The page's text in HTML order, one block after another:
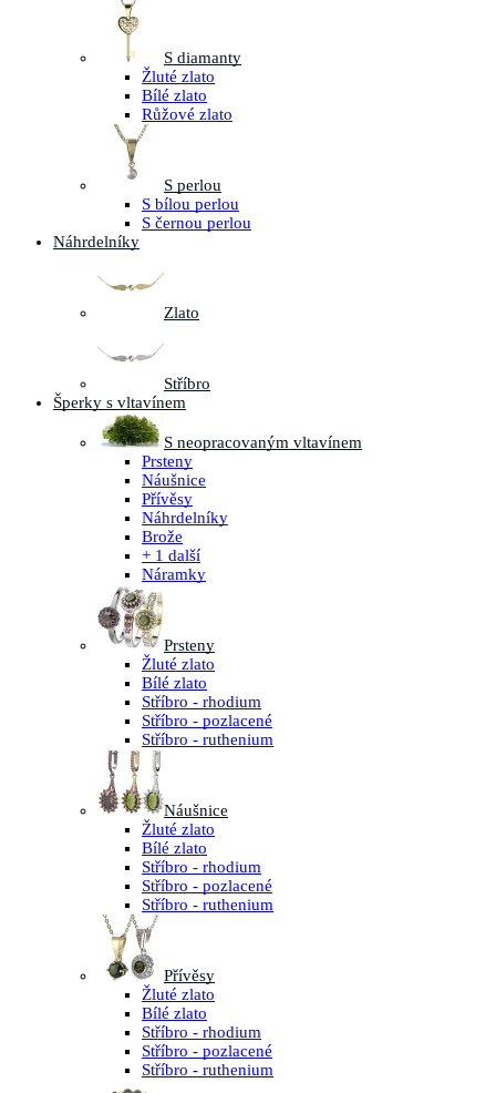
S diamanty
Žluté zlato
Bílé zlato
Růžové zlato
S perlou
S bílou perlou
S černou perlou
Náhrdelníky
Zlato
Stříbro
Šperky s vltavínem
S neopracovaným vltavínem
Prsteny
Náušnice
Přívěsy
Náhrdelníky
Brože
+ 1 další
Náramky
Prsteny
Žluté zlato
Bílé zlato
Stříbro - rhodium
Stříbro - pozlacené
Stříbro - ruthenium
Náušnice
Žluté zlato
Bílé zlato
Stříbro - rhodium
Stříbro - pozlacené
Stříbro - ruthenium
Přívěsy
Žluté zlato
Bílé zlato
Stříbro - rhodium
Stříbro - pozlacené
Stříbro - ruthenium